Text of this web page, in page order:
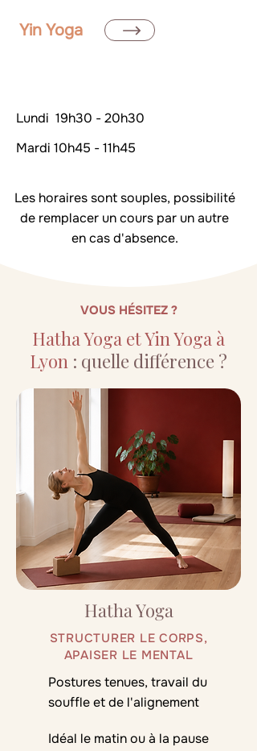
Yin Yoga
Lundi 19h30 - 20h30
Mardi 10h45 - 11h45
Les horaires sont souples, possibilité
de remplacer un cours par un autre
en cas d'absence.
VOUS HÉSITEZ ?
Hatha Yoga et Yin Yoga à
Lyon : quelle différence ?
Hatha Yoga
STRUCTURER LE CORPS,
APAISER LE MENTAL
Postures tenues, travail du
souffle et de l'alignement
Idéal le matin ou à la pause